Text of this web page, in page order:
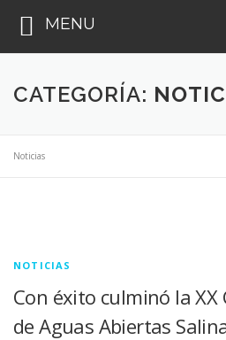
contenido
CATEGORÍA:
Noticias
NOTICIAS
Con éxito culminó la XX
de Aguas Abiertas
MENU